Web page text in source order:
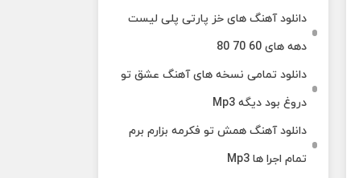
دانلود آهنگ های خز پارتی پلی لیست
دهه های 60 70 80
دانلود تمامی نسخه های آهنگ عشق تو
دروغ بود دیگه Mp3
دانلود آهنگ همش تو فکرمه بزارم برم
تمام اجرا ها Mp3